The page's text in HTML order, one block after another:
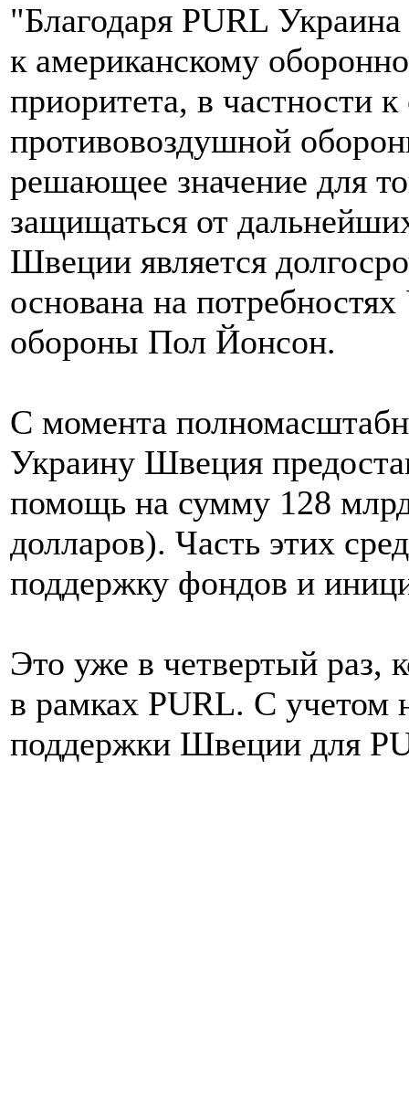
"Благодаря PURL
к американскому
приоритета, в частности
противовоздушной
решающее значение для
защищаться от
Швеции является
основана на
обороны Пол Йонсон.
С момента
Украину Швеция
помощь на сумму 128
долларов). Часть этих
поддержку фондов и
Это уже в четвертый раз,
в рамках PURL. С учетом
поддержки Швеции для